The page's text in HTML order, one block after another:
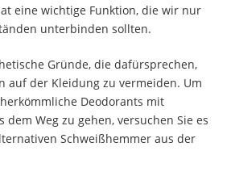
eine wichtige Funktion, die wir nur
unterbinden sollten.
Gründe, die dafürsprechen,
auf der Kleidung zu vermeiden. Um
Deodorants mit
Weg zu gehen, versuchen Sie es
Schweißhemmer aus der